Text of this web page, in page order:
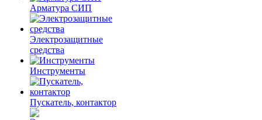
Арматура СИП
Электрозащитные
средства
Инструменты
Пускатель, контактор